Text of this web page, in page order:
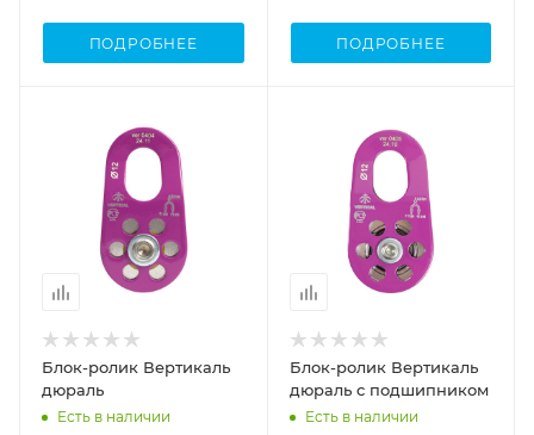
ПОДРОБНЕЕ ПОДРОБНЕЕ
Блок-ролик Вертикаль
дюраль
Есть в наличии
Блок-ролик Вертикаль
дюраль с подшипником
Есть в наличии